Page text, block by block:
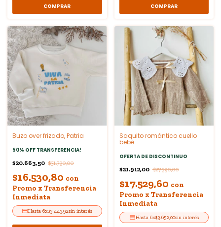
COMPRAR COMPRAR
Buzo over frizado, Patria
50% OFF TRANSFERENCIA!
$20.663,50 $31.790,00
$16.530,80 con
Promo x Transferencia
Inmediata
6x$3.443,92sin interés
Saquito romántico cuello
bebé
OFERTA DE DISCONTINUO
$21.912,00 $27.390,00
$17.529,60 con
Promo x Transferencia
Inmediata
6x$3.652,00sin interés